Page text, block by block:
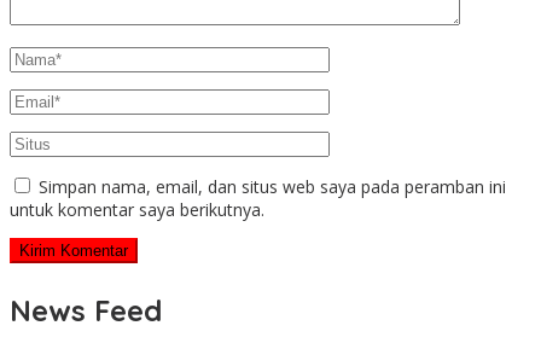
Simpan nama, email, dan situs web saya pada peramban ini
untuk komentar saya berikutnya.
News Feed